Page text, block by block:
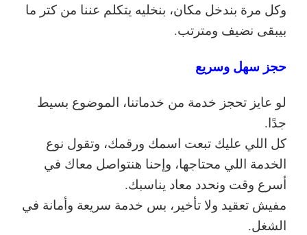
وكل مرة بندخل مكان، بنخليه يتكلم عننا من كتر ما
بيبقى نضيف ومترتب.
حجز سهل وسريع
لو عايز تحجز خدمة من خدماتنا، الموضوع بسيط
جدًا.
كل اللي عليك تبعت اسمك ورقمك، وتقول نوع
الخدمة اللي محتاجها، وإحنا هنتواصل معاك في
أسرع وقت ونحدد معاد يناسبك.
مفيش تعقيد ولا تأخير، بس خدمة سريعة وأمانة في
الشغل.